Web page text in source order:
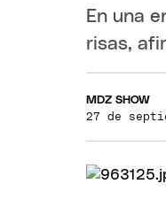
En una
risas,
MDZ SHOW
27 de